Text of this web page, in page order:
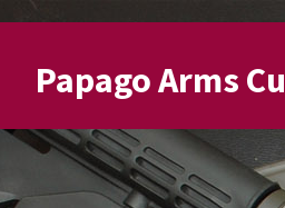
Papago Arms